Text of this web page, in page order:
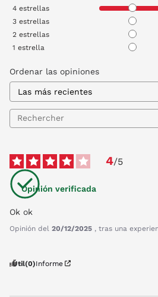
4 estrellas
3 estrellas
2 estrellas
1 estrella
Ordenar las opiniones
4/5
Opinión verificada
Ok ok
Opinión del 20/12/2025 , tras una
Útil(0)Informe